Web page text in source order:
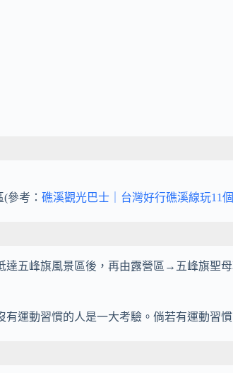
參考： 礁溪觀光巴士｜台灣好行礁溪線玩11
達五峰旗風景區後，再由露營區→五峰旗聖
運動習慣的人是一大考驗。倘若有運動習